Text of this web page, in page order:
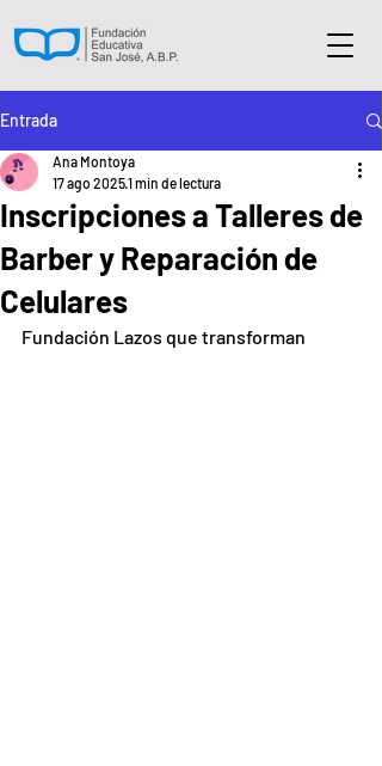
Entrada
Inscripciones a Talleres de
Barber y Reparación de
Celulares
Ana Montoya
17 ago 20251 min de lectura
Fundación Lazos que transforman